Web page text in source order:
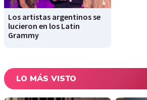
Los artistas argentinos se
lucieron en los Latin
Grammy
LO MÁS VISTO